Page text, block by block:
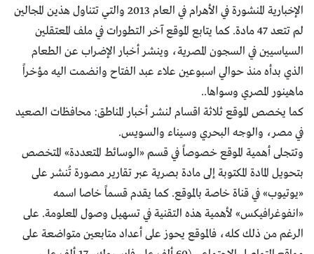
الإخبارية المنشورة في الأهرام في العام 2013 والتي تتناول هذين المجالين
لم تتعد 47 مادة. كما يتابع الموقع آخر التطورات في ملف المعتقلين
السياسيين في السجون المصرية، وينشر أخبار الإضراب عن الطعام
الذي بدأه منذ حوالي اسبوعين علاء عبد الفتاح وانضمت اليه مؤخراً
ماهينور المصري وسواها..
كما يخصص الموقع ثلاثة اقسام لنشر أخبار المناطق: محافظات الصعيد
في مصر، والوجه البحري وسيناء والسويس.
وتتجلى أهمية الموقع خصوصاً في قسم «الوسائط المتعددة» المتخصص
بتحويل المادة المكتوبة إلى مادة بصرية عبر تقارير مصورة تُنشر على
«يوتيوب» في قناة خاصة بالموقع. كما يقدم قسماً خاصا اسمه
«انفوغرافيكس» لأهمية هذه التقنية في تسهيل وصول المعلومة. على
الرغم من ذلك كله، فالموقع يحوز على أعداد متابعين متواضعة على